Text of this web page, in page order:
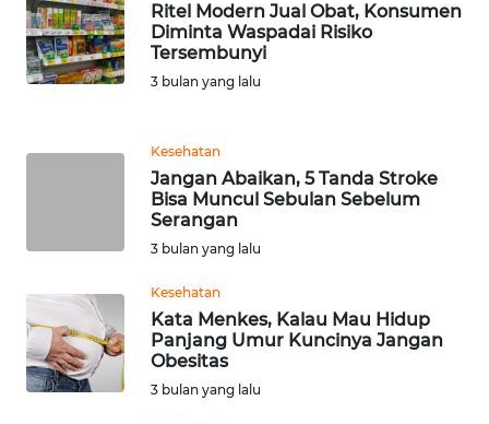
Ritel Modern Jual Obat, Konsumen
Diminta Waspadai Risiko
Tersembunyi
3 bulan yang lalu
Kesehatan
Jangan Abaikan, 5 Tanda Stroke
Bisa Muncul Sebulan Sebelum
Serangan
3 bulan yang lalu
Kesehatan
Kata Menkes, Kalau Mau Hidup
Panjang Umur Kuncinya Jangan
Obesitas
3 bulan yang lalu
WN DELI
SERDANG
KARAWANG
WN
BEKASI